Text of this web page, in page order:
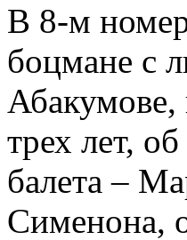
В 8-м
боцмане с
Абакумове,
трех лет,
балета –
Сименона,